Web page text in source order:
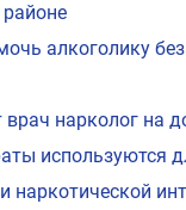
алкоголику
врач нарколог на
используются
наркотической